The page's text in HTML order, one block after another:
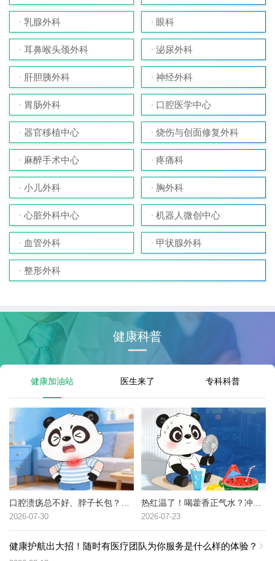
乳腺外科 眼科
耳鼻喉头颈外科 泌尿外科
肝胆胰外科 神经外科
胃肠外科 口腔医学中心
器官移植中心 烧伤与创面修复外科
麻醉手术中心 疼痛科
小儿外科 胸外科
心脏外科中心 机器人微创中心
血管外科 甲状腺外科
整形外科
健康科普
健康加油站 医生来了 专科科普
2026-07-30 2026-07-23
健康护航出大招！随时有医疗团队为你服务是什么样的体验？